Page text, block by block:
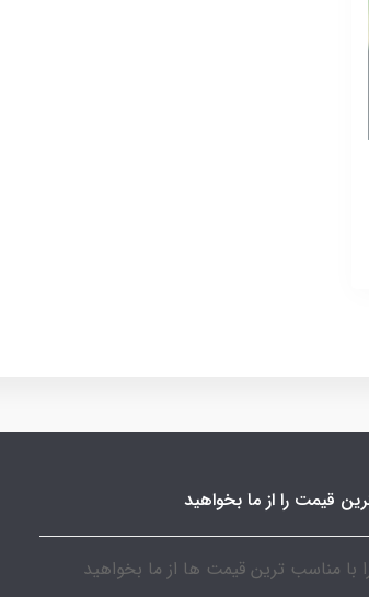
قیمت را از ما بخواهید
با مناسب ترین قیمت ها از ما بخواهید